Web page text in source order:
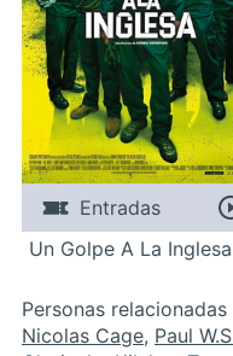
Entradas
Un Golpe A La Inglesa
Personas
Nicolas Cage, Paul